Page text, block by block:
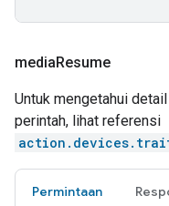
mediaResume
Untuk mengetahui
perintah, lihat referensi
Permintaan